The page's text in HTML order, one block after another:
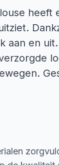
heeft
aan en